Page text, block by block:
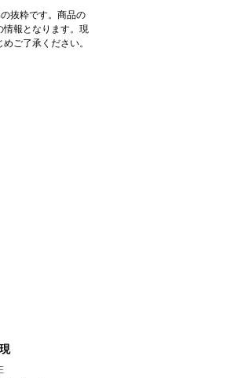
抜粋です。商品の
情報となります。現
ご了承ください。